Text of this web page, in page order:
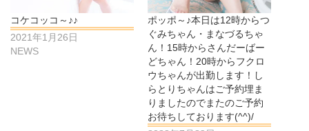
コケコッコ～♪♪
2021年1月26日
NEWS
ポッポ～♪本日は12時からつ
ぐみちゃん・まなづるちゃ
ん！15時からさんだーばー
どちゃん！20時からフクロ
ウちゃんが出勤します！し
らとりちゃんはご予約埋ま
りましたのでまたのご予約
お待ちしております(^^)/